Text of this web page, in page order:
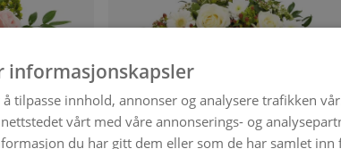
informasjonskapsler
tilpasse innhold, annonser og analysere trafikken
vårt med våre annonserings- og
du har gitt dem eller som de har samlet inn